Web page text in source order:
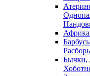
Бычки,